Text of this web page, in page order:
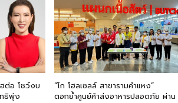
ต่อ โชว์งบ
ธิพุ่ง
“โก โฮลเซลล์ สาขารามคำแหง”
ตอกย้ำศูนย์ค้าส่งอาหารปลอดภัย ผ่าน